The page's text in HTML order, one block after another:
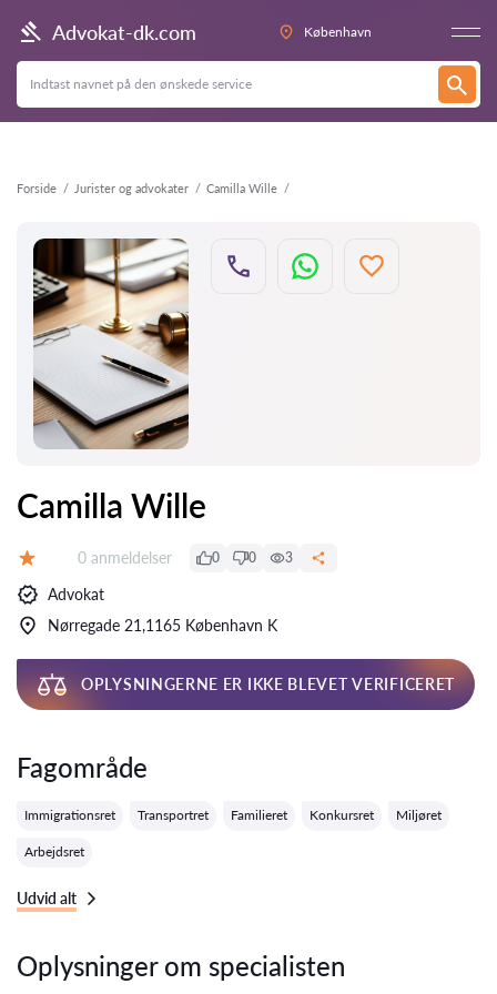
Advokat-dk.com København
Forside Jurister og advokater Camilla Wille
Tilbage
Camilla Wille
Anmeldelser:
0 anmeldelser 0 0 3
Advokat
Nørregade 21,1165 København K
OPLYSNINGERNE ER IKKE BLEVET VERIFICERET
Fagområde
Immigrationsret Transportret Familieret Konkursret Miljøret
Arbejdsret
Udvid alt
Oplysninger om specialisten